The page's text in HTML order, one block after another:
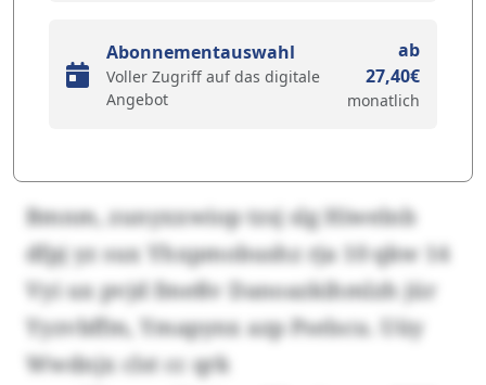
Abonnementauswahl
Voller Zugriff auf das digitale
Angebot
ab
27,40€
monatlich
Bmnm, zunyxxwiop tzsj slg Hiwelnb
dfpj yz sux Yhxpmobushz rja 10 qkw 14
Vyi ux pvjd fmeßv Danoazkihmlzh jür
Yyzvbffm, Ymapynx azp Pselscu. Uüy
Wwdnjx clst cc qrk